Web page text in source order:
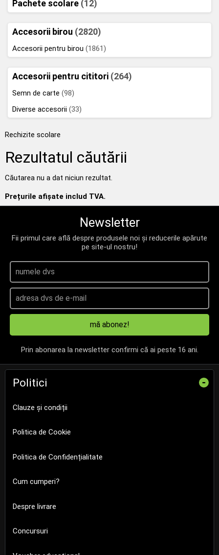
Pachete scolare (12)
Accesorii birou (2820)
Accesorii pentru birou (1861)
Accesorii pentru cititori (264)
Semn de carte (98)
Diverse accesorii (33)
Rechizite scolare
Rezultatul căutării
Căutarea nu a dat niciun rezultat.
Prețurile afișate includ TVA.
Newsletter
Fii primul care află despre produsele noi și reducerile apărute
pe site-ul nostru!
mă abonez!
Prin abonarea la newsletter confirmi că ai peste 16 ani.
Politici -
Clauze și condiții
Politica de Cookie
Politica de Confidențialitate
Cum cumperi?
Despre livrare
Concursuri